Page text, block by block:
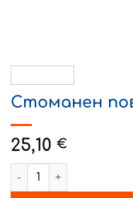
Стоманен
25,10 €
количество за